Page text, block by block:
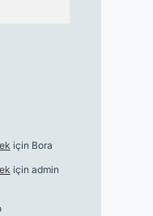
için Bora
için admin